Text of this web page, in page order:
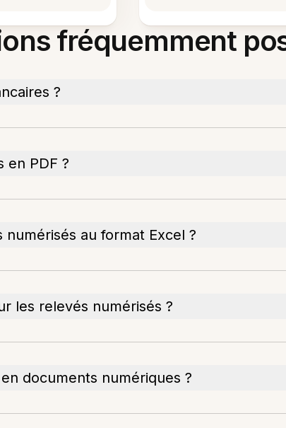
fréquemment
?
en PDF ?
au format Excel ?
les relevés numérisés ?
documents numériques ?